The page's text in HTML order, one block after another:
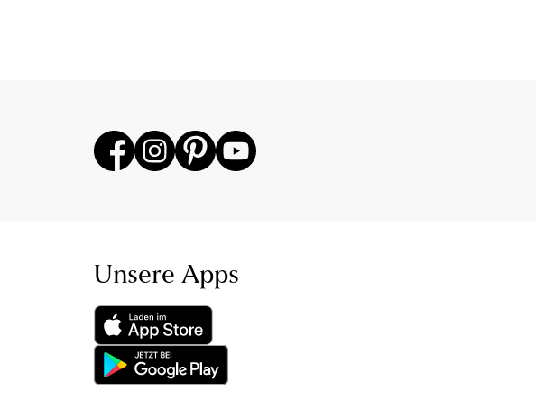
Unsere Apps